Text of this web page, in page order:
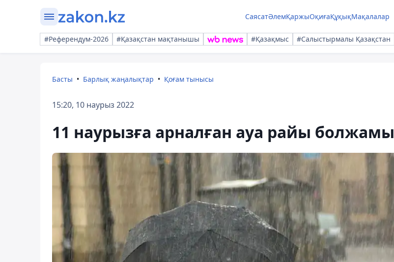
СаясатӘлемҚаржыОқиғаҚұқықМақалалар
#Референдум-2026 #Қазақстан мақтанышы #Қазақмыс #Салыстырмалы Қазақстан
Басты Барлық жаңалықтар Қоғам тынысы
15:20, 10 наурыз 2022
11 наурызға арналған ауа райы болжамы